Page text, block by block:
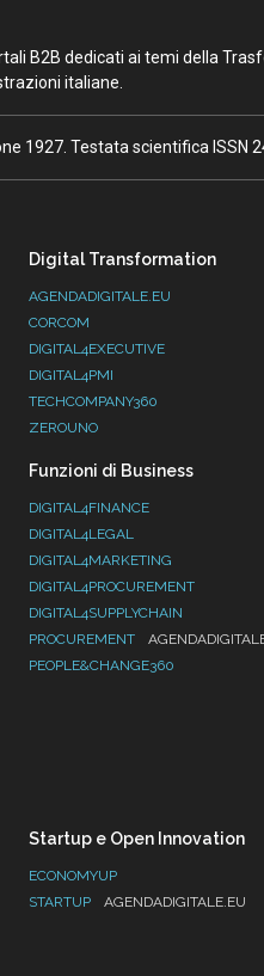
B2B dedicati ai temi della
italiane.
1927. Testata scientifica ISSN
Digital Transformation
AGENDADIGITALE.EU
CORCOM
DIGITAL4EXECUTIVE
DIGITAL4PMI
TECHCOMPANY360
ZEROUNO
Funzioni di Business
DIGITAL4FINANCE
DIGITAL4LEGAL
DIGITAL4MARKETING
DIGITAL4PROCUREMENT
DIGITAL4SUPPLYCHAIN
PROCUREMENT
PEOPLE&CHANGE360
Startup e Open Innovation
ECONOMYUP
STARTUP
AGENDADIGITALE.EU